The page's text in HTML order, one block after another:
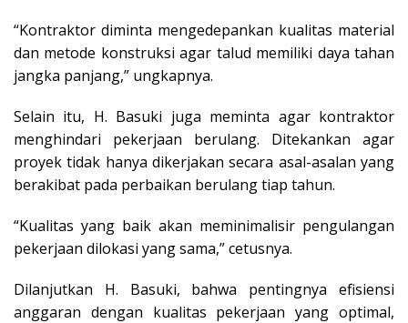
“Kontraktor diminta mengedepankan kualitas material
dan metode konstruksi agar talud memiliki daya tahan
jangka panjang,” ungkapnya.
Selain itu, H. Basuki juga meminta agar kontraktor
menghindari pekerjaan berulang. Ditekankan agar
proyek tidak hanya dikerjakan secara asal-asalan yang
berakibat pada perbaikan berulang tiap tahun.
“Kualitas yang baik akan meminimalisir pengulangan
pekerjaan dilokasi yang sama,” cetusnya.
Dilanjutkan H. Basuki, bahwa pentingnya efisiensi
anggaran dengan kualitas pekerjaan yang optimal,